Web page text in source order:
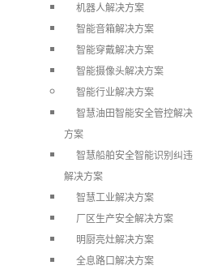
机器人解决方案
智能音箱解决方案
智能穿戴解决方案
智能摄像头解决方案
智能行业解决方案
智慧油田智能安全管控解决
方案
智慧船舶安全智能识别纠违
解决方案
智慧工业解决方案
厂区生产安全解决方案
明厨亮灶解决方案
全息路口解决方案